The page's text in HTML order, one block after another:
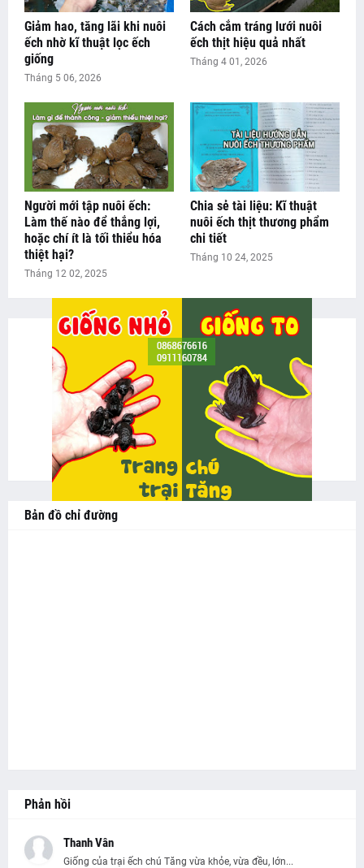
Giảm hao, tăng lãi khi nuôi
ếch nhờ kĩ thuật lọc ếch
giống
Tháng 5 06, 2026
Cách cắm tráng lưới nuôi
ếch thịt hiệu quả nhất
Tháng 4 01, 2026
Người mới tập nuôi ếch:
Làm thế nào để thắng lợi,
hoặc chí ít là tối thiểu hóa
thiệt hại?
Tháng 12 02, 2025
Chia sẻ tài liệu: Kĩ thuật
nuôi ếch thịt thương phẩm
chi tiết
Tháng 10 24, 2025
Bản đồ chỉ đường
Phản hồi
Thanh Vân
Giống của trại ếch chú Tăng vừa khỏe, vừa đều, lớn...